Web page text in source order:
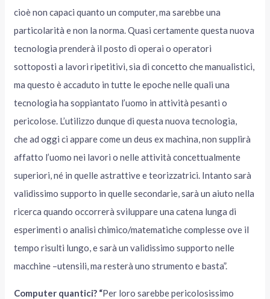
cioè non capaci quanto un computer, ma sarebbe una
particolarità e non la norma. Quasi certamente questa nuova
tecnologia prenderà il posto di operai o operatori
sottoposti a lavori ripetitivi, sia di concetto che manualistici,
ma questo è accaduto in tutte le epoche nelle quali una
tecnologia ha soppiantato l’uomo in attività pesanti o
pericolose. L’utilizzo dunque di questa nuova tecnologia,
che ad oggi ci appare come un deus ex machina, non supplirà
affatto l’uomo nei lavori o nelle attività concettualmente
superiori, né in quelle astrattive e teorizzatrici. Intanto sarà
validissimo supporto in quelle secondarie, sarà un aiuto nella
ricerca quando occorrerà sviluppare una catena lunga di
esperimenti o analisi chimico/matematiche complesse ove il
tempo risulti lungo, e sarà un validissimo supporto nelle
macchine –utensili, ma resterà uno strumento e basta”.
Computer quantici? “Per loro sarebbe pericolosissimo